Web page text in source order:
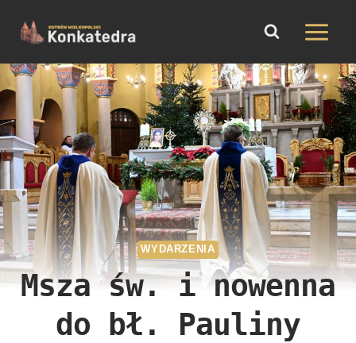
treści
WYDARZENIA
Msza św. i nowenna
do bł. Pauliny